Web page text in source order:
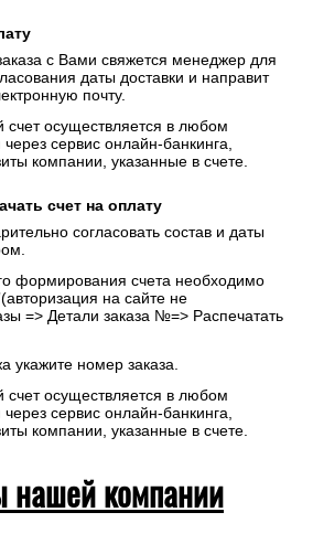
с Вами свяжется менеджер для
даты доставки и направит
почту.
счет осуществляется в любом
сервис онлайн-банкинга,
компании, указанные в счете.
счет на оплату
согласовать состав и даты
формирования счета необходимо
на сайте не
=> Детали заказа №=> Распечатать
укажите номер заказа.
счет осуществляется в любом
сервис онлайн-банкинга,
компании, указанные в счете.
нашей компании